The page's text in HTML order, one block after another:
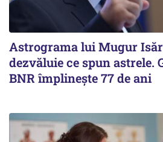
Astrograma lui Mugur
dezvăluie ce spun astrele.
BNR împlinește 77 de ani